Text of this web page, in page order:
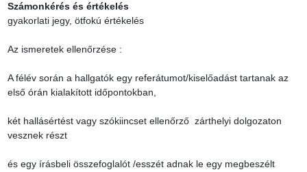
Számonkérés és értékelés
gyakorlati jegy, ötfokú értékelés
Az ismeretek ellenőrzése :
A félév során a hallgatók egy referátumot/kiselőadást tartanak az
első órán kialakított időpontokban,
két hallásértést vagy szókiincset ellenőrző  zárthelyi dolgozaton
vesznek részt
és egy írásbeli összefoglalót /esszét adnak le egy megbeszélt